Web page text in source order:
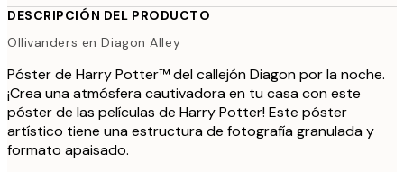
DESCRIPCIÓN DEL PRODUCTO
Ollivanders en Diagon Alley
Póster de Harry Potter™ del callejón Diagon por la noche.
¡Crea una atmósfera cautivadora en tu casa con este
póster de las películas de Harry Potter! Este póster
artístico tiene una estructura de fotografía granulada y
formato apaisado.